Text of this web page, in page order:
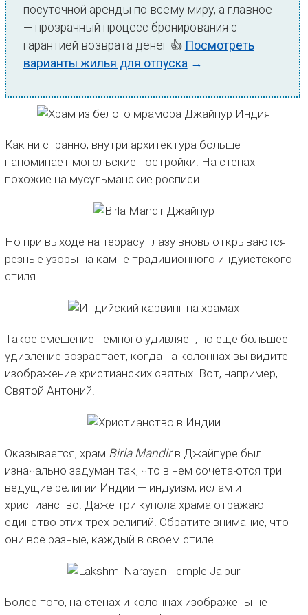
посуточной аренды по всему миру, а главное
— прозрачный процесс бронирования с
гарантией возврата денег 👍 Посмотреть
варианты жилья для отпуска →
Как ни странно, внутри архитектура больше
напоминает могольские постройки. На стенах
похожие на мусульманские росписи.
Но при выходе на террасу глазу вновь открываются
резные узоры на камне традиционного индуистского
стиля.
Такое смешение немного удивляет, но еще большее
удивление возрастает, когда на колоннах вы видите
изображение христианских святых. Вот, например,
Святой Антоний.
Оказывается, храм Birla Mandirв Джайпуре был
изначально задуман так, что в нем сочетаются три
ведущие религии Индии — индуизм, ислам и
христианство. Даже три купола храма отражают
единство этих трех религий. Обратите внимание, что
они все разные, каждый в своем стиле.
Более того, на стенах и колоннах изображены не